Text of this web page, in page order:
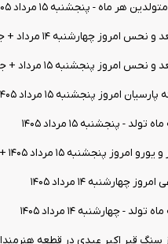
هر ماه - پنجشنبه ۱۵ مرداد ۱۴۰۵
امروز چهارشنبه ۱۴ مرداد + جدول
امروز پنجشنبه ۱۵ مرداد + جدول
امروز پنجشنبه ۱۵ مرداد ۱۴۰۵ + جدول
تولد - پنجشنبه ۱۵ مرداد ۱۴۰۵
امروز پنجشنبه ۱۵ مرداد ۱۴۰۵ + جدول
چهارشنبه ۱۴ مرداد ۱۴۰۵
تولد - چهارشنبه ۱۴ مرداد ۱۴۰۵
سنگ قبر اکبر عبدی در قطعه